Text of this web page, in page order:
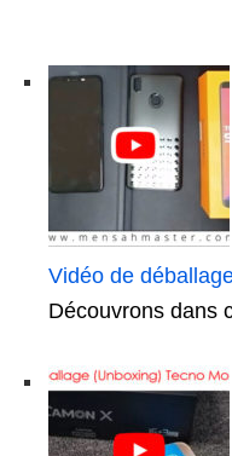
Vidéo de
Découvrons dans